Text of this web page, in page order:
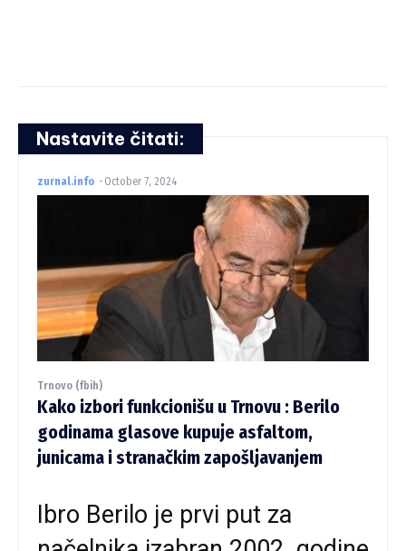
Nastavite čitati:
zurnal.info - October 7, 2024
Trnovo (fbih)
Kako izbori funkcionišu u Trnovu : Berilo
godinama glasove kupuje asfaltom,
junicama i stranačkim zapošljavanjem
Ibro Berilo je prvi put za